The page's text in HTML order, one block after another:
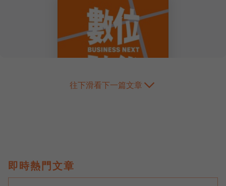
往下滑看下一篇文章
即時熱門文章